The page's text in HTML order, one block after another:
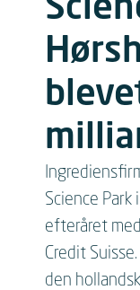
Science Park
efteråret
Credit
den